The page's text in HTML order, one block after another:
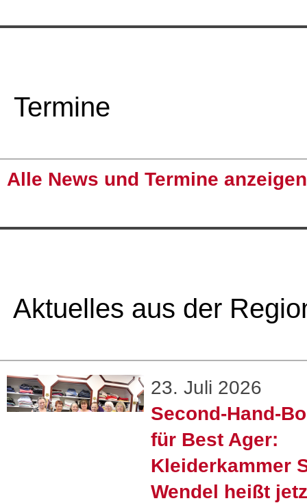
Termine
Alle News und Termine anzeigen
Aktuelles aus der
23. Juli 2026
Second-Hand-
für Best Ager:
Kleiderkammer
Wendel heißt